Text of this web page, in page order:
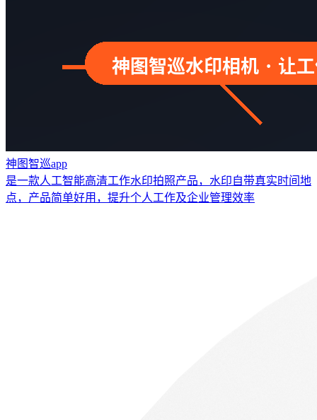
神图智巡app
是一款人工智能高清工作水印拍照产品，水印自带真实时间地
点，产品简单好用，提升个人工作及企业管理效率